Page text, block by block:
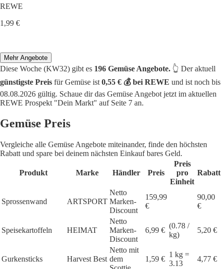
REWE
1,99 €
Mehr Angebote
Diese Woche (KW32) gibt es 196 Gemüse Angebote. 👆 Der aktuell
günstigste Preis für Gemüse ist 0,55 € 💰 bei REWE und ist noch bis
08.08.2026 gültig. Schaue dir das Gemüse Angebot jetzt im aktuellen
REWE Prospekt "Dein Markt" auf Seite 7 an.
Gemüse Preis
Vergleiche alle Gemüse Angebote miteinander, finde den höchsten
Rabatt und spare bei deinem nächsten Einkauf bares Geld.
Produkt Marke Händler Preis
Preis
pro
Einheit
Rabatt
Sprossenwand ARTSPORT
Netto
Marken-
Discount
159,99
€
90,00
€
Speisekartoffeln HEIMAT
Netto
Marken-
Discount
6,99 €
(0.78 /
kg)
5,20 €
Gurkensticks Harvest Best
Netto mit
dem
1,59 €
1 kg =
3.13
4,77 €